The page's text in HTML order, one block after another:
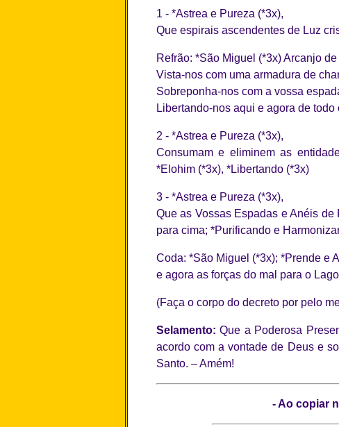
1 - *Astrea e Pureza (*3x),
Que espirais ascendentes de Luz
Refrão: *São Miguel (*3x) Arcanjo
Vista-nos com uma armadura de
Sobreponha-nos com a vossa
Libertando-nos aqui e agora de todo
2 - *Astrea e Pureza (*3x),
Consumam e eliminem as
*Elohim (*3x), *Libertando (*3x)
3 - *Astrea e Pureza (*3x),
Que as Vossas Espadas e Anéis
para cima; *Purificando e
Coda: *São Miguel (*3x); *Prende e
e agora as forças do mal para o
(Faça o corpo do decreto por pelo
Selamento:Que a Poderosa
acordo com a vontade de Deus e
Santo. – Amém!
- Ao copiar